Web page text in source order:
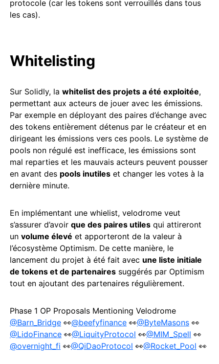
protocole (car les tokens sont verrouillés dans tous
les cas).
Whitelisting
Sur Solidly, la whitelist des projets a été exploitée,
permettant aux acteurs de jouer avec les émissions.
Par exemple en déployant des paires d’échange avec
des tokens entièrement détenus par le créateur et en
dirigeant les émissions vers ces pools. Le système de
pools non régulé est inefficace, les émissions sont
mal reparties et les mauvais acteurs peuvent pousser
en avant des pools inutiles et changer les votes à la
dernière minute.
En implémentant une whielist, velodrome veut
s’assurer d’avoir que des paires utiles qui attireront
un volume élevé et apporteront de la valeur à
l’écosystème Optimism. De cette manière, le
lancement du projet à été fait avec une liste initiale
de tokens et de partenaires suggérés par Optimism
tout en ajoutant des partenaires régulièrement.
Phase 1 OP Proposals Mentioning Velodrome
@Barn_Bridge 👀@beefyfinance 👀@ByteMasons 👀
@LidoFinance 👀@LiquityProtocol 👀@MIM_Spell 👀
@overnight_fi 👀@QiDaoProtocol 👀@Rocket_Pool 👀